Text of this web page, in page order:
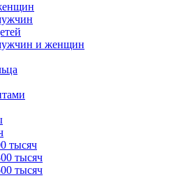
и женщин
тысяч
тысяч
тысяч